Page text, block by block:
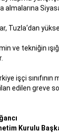
almalarına
Tuzla‘dan
ve tekniğin
işçi
edilen greve
Kurulu